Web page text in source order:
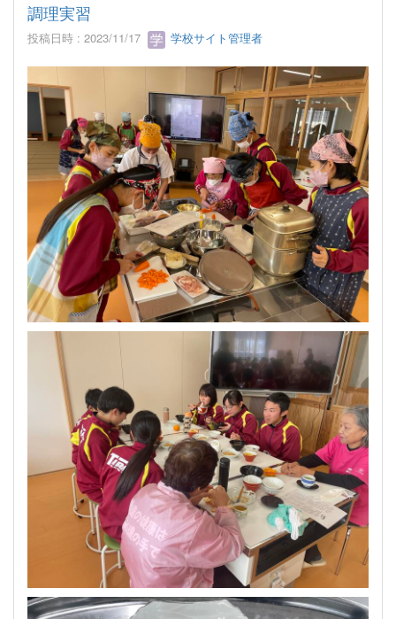
調理実習
投稿日時 : 2023/11/17 学校サイト管理者